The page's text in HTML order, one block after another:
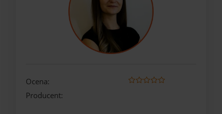
Ocena:
Producent: